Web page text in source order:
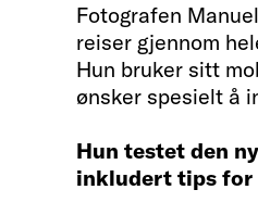
Fotografen
reiser gjennom
Hun bruker sitt
ønsker spesielt å
Hun testet den
inkludert tips for